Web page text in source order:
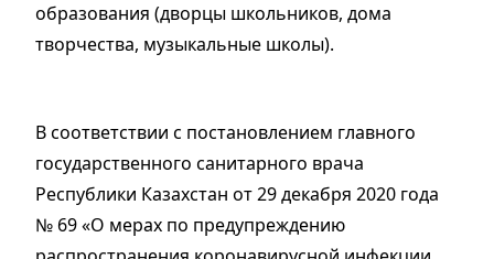
образования (дворцы школьников, дома
творчества, музыкальные школы).
В соответствии с постановлением главного
государственного санитарного врача
Республики Казахстан от 29 декабря 2020 года
№ 69 «О мерах по предупреждению